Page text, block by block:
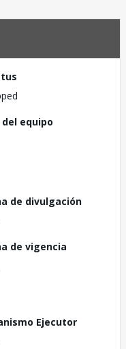
del equipo
de divulgación
de vigencia
Ejecutor